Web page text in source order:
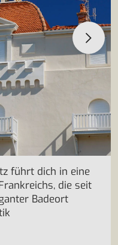
führt dich in eine
die seit
Badeort